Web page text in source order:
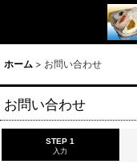
ホーム > お問い合わせ
お問い合わせ
STEP 1
入力